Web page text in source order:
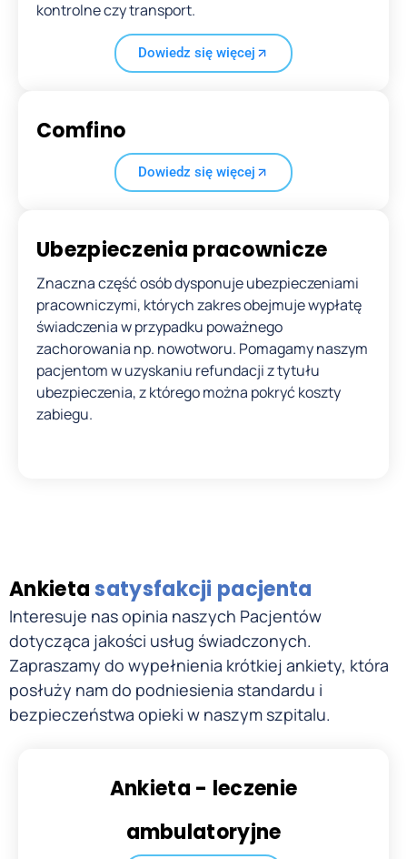
kontrolne czy transport.
Dowiedz się więcej
Comfino
Dowiedz się więcej
Ubezpieczenia pracownicze
Znaczna część osób dysponuje ubezpieczeniami
pracowniczymi, których zakres obejmuje wypłatę
świadczenia w przypadku poważnego
zachorowania np. nowotworu. Pomagamy naszym
pacjentom w uzyskaniu refundacji z tytułu
ubezpieczenia, z którego można pokryć koszty
zabiegu.
Ankietasatysfakcji pacjenta
Interesuje nas opinia naszych Pacjentów
dotycząca jakości usług świadczonych.
Zapraszamy do wypełnienia krótkiej ankiety, która
posłuży nam do podniesienia standardu i
bezpieczeństwa opieki w naszym szpitalu.
Ankieta - leczenie
ambulatoryjne